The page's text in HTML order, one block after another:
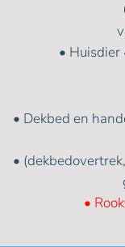
• Huisdier
• Dekbed en
•
•